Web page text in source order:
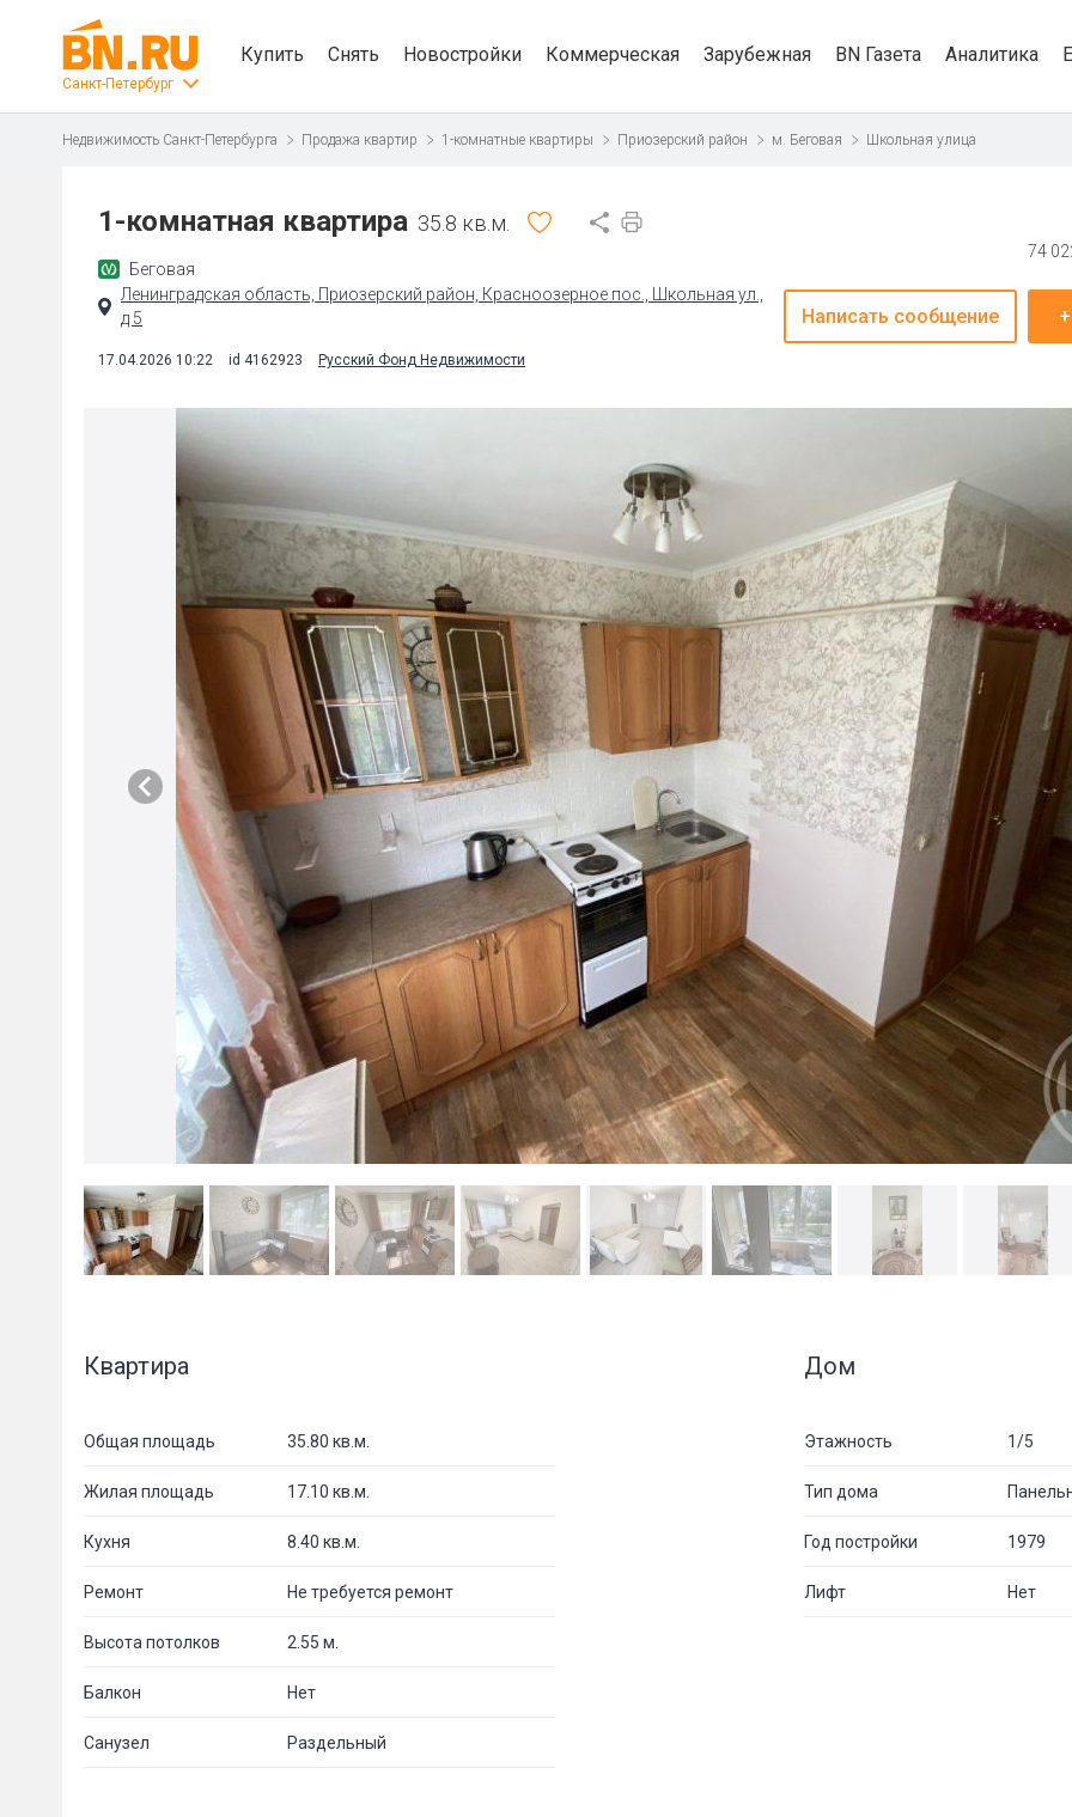
Санкт-Петербург
Купить Снять Новостройки Коммерческая Зарубежная BN Газета Аналитика
Недвижимость Санкт-Петербурга Продажа квартир 1-комнатные квартиры Приозерский район м. Беговая Школьная улица
1-комнатная квартира 35.8 кв.м.
Беговая
Ленинградская область, Приозерский район, Красноозерное пос., Школьная ул.,
д 5
17.04.2026 10:22 id 4162923 Русский Фонд Недвижимости
74
Написать сообщение
Квартира
Общая площадь 35.80 кв.м.
Жилая площадь 17.10 кв.м.
Кухня 8.40 кв.м.
Ремонт Не требуется ремонт
Высота потолков 2.55 м.
Балкон Нет
Санузел Раздельный
Дом
Этажность 1/5
Тип дома
Год постройки 1979
Лифт Нет